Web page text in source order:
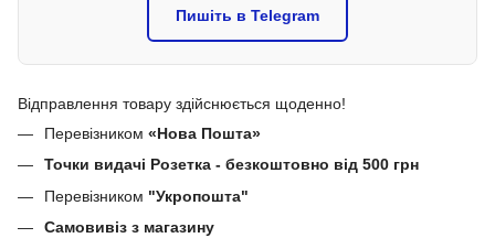
Пишіть в Telegram
Відправлення товару здійснюється щоденно!
Перевізником «Нова Пошта»
Точки видачі Розетка - безкоштовно від 500 грн
Перевізником "Укропошта"
Самовивіз з магазину